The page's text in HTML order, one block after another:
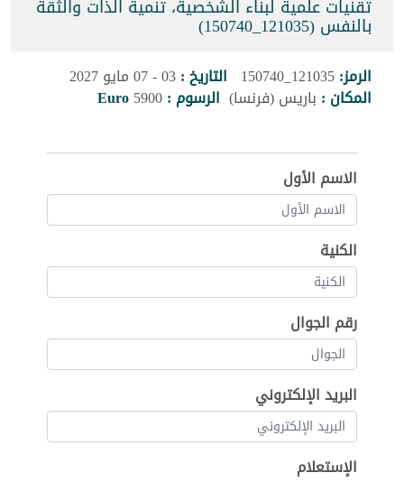
تقنيات علمية لبناء الشخصية، تنمية الذات والثقة
بالنفس (121035_150740)
الرمز:121035_150740 التاريخ :03 - 07 مايو 2027
المكان : باريس (فرنسا) الرسوم :5900
Euro
الاسم الأول
الكنية
رقم الجوال
البريد الإلكتروني
الإستعلام